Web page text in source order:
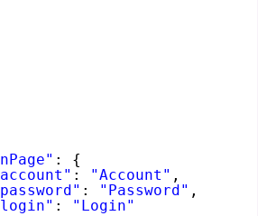
: {
: "Account" ,
: "Password" ,
:
"Login"